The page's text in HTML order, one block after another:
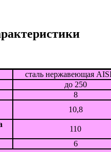
сталь нержавеющая
до 250
8
10,8
110
6